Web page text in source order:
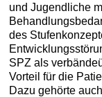
und Jugendliche
des
SPZ als
Vorteil für die
Dazu gehörte